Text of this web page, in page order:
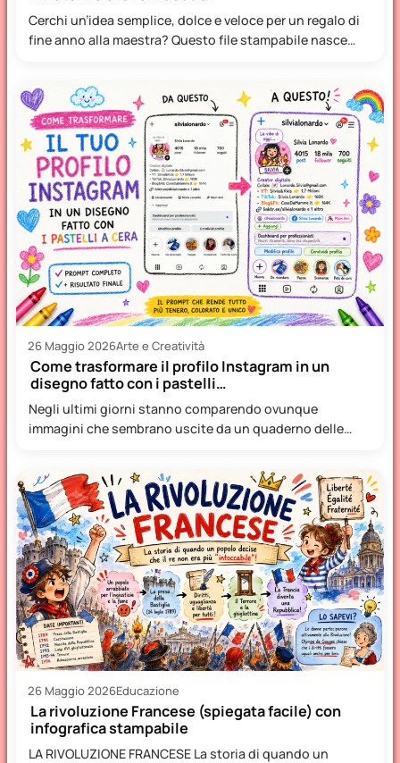
Cerchi un’idea semplice, dolce e veloce per un regalo di
fine anno alla maestra? Questo file stampabile nasce…
26 Maggio 2026Arte e Creatività
Come trasformare il profilo Instagram in un
disegno fatto con i pastelli…
Negli ultimi giorni stanno comparendo ovunque
immagini che sembrano uscite da un quaderno delle
26 Maggio 2026Educazione
La rivoluzione Francese (spiegata facile) con
infografica stampabile
LA RIVOLUZIONE FRANCESE La storia di quando un